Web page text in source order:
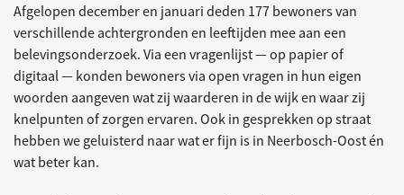
Afgelopen december en januari deden 177 bewoners van
verschillende achtergronden en leeftijden mee aan een
belevingsonderzoek. Via een vragenlijst — op papier of
digitaal — konden bewoners via open vragen in hun eigen
woorden aangeven wat zij waarderen in de wijk en waar zij
knelpunten of zorgen ervaren. Ook in gesprekken op straat
hebben we geluisterd naar wat er fijn is in Neerbosch-Oost én
wat beter kan.